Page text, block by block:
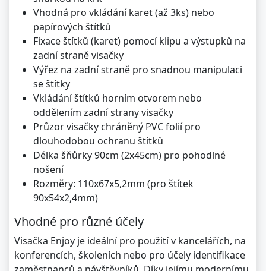
Vhodná pro vkládání karet (až 3ks) nebo
papírových štítků
Fixace štítků (karet) pomocí klipu a výstupků na
zadní straně visačky
Výřez na zadní straně pro snadnou manipulaci
se štítky
Vkládání štítků horním otvorem nebo
oddělením zadní strany visačky
Průzor visačky chráněný PVC folií pro
dlouhodobou ochranu štítků
Délka šňůrky 90cm (2x45cm) pro pohodlné
nošení
Rozměry: 110x67x5,2mm (pro štítek
90x54x2,4mm)
Vhodné pro různé účely
Visačka Enjoy je ideální pro použití v kancelářích, na
konferencích, školeních nebo pro účely identifikace